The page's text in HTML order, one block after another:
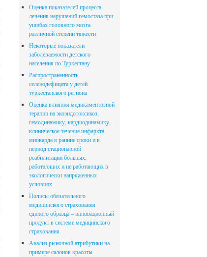
Оценка показателей процесса
лечения нарушений гемостаза при
ушибах головного мозга
различной степени тяжести
Некоторые показатели
заболеваемости детского
населения по Туркестану
Распространенность
селенодефицита у детей
туркестанского региона
Оценка влияния медикаментозной
терапии на экоэндотоксикоз,
гемодинамику, кардиодинамику,
клиническое течение инфаркта
миокарда в ранние сроки и в
период стационарной
реабилитации больных,
работающих и не работающих в
экологически напряженных
условиях
Полисы обязательного
медицинского страхования
единого образца – инновационный
продукт в системе медицинского
страхования
Анализ рыночной атрибутики на
примере салонов красоты